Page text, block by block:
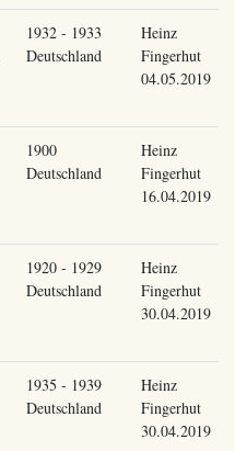
1932 - 1933
Deutschland
Heinz
Fingerhut
04.05.2019
1900
Deutschland
Heinz
Fingerhut
16.04.2019
1920 - 1929
Deutschland
Heinz
Fingerhut
30.04.2019
1935 - 1939
Deutschland
Heinz
Fingerhut
30.04.2019